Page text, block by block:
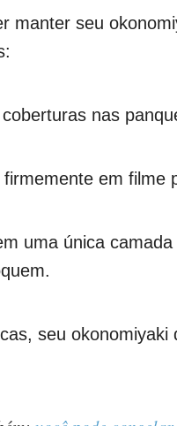
manter seu
nas
em filme
uma única
seu